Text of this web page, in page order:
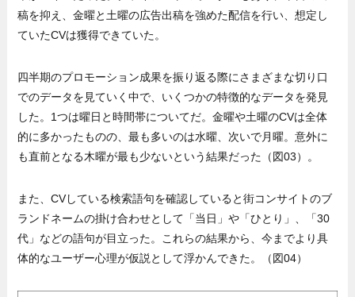
稿を抑え、金曜と土曜の広告出稿を強めた配信を行い、想定し
ていたCVは獲得できていた。
四半期のプロモーション成果を振り返る際にさまざまな切り口
でのデータを見ていく中で、いくつかの特徴的なデータを発見
した。1つは曜日と時間帯についてだ。金曜や土曜のCVは全体
的に多かったものの、最も多いのは水曜、次いで月曜。意外に
も直前となる木曜が最も少ないという結果だった（図03）。
また、CVしている検索語句を確認していると街コンサイトのブ
ランドネームの掛け合わせとして「当日」や「ひとり」、「30
代」などの語句が目立った。これらの結果から、今までより具
体的なユーザー心理が仮説として浮かんできた。（図04）